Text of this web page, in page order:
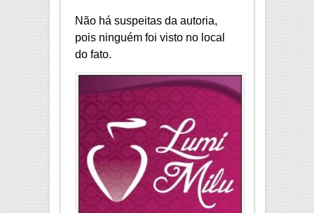
Não há suspeitas da autoria,
pois ninguém foi visto no local
do fato.